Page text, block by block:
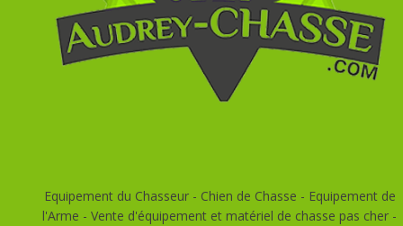
Equipement du Chasseur - Chien de Chasse - Equipement de
l'Arme - Vente d'équipement et matériel de chasse pas cher -